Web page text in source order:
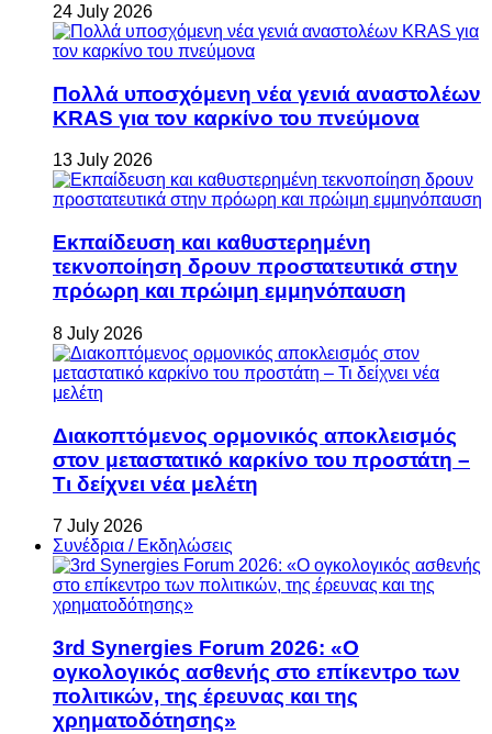
24 July 2026
Πολλά υποσχόμενη νέα γενιά αναστολέων
KRAS για τον καρκίνο του πνεύμονα
13 July 2026
Εκπαίδευση και καθυστερημένη
τεκνοποίηση δρουν προστατευτικά στην
πρόωρη και πρώιμη εμμηνόπαυση
8 July 2026
Διακοπτόμενος ορμονικός αποκλεισμός
στον μεταστατικό καρκίνο του προστάτη –
Τι δείχνει νέα μελέτη
7 July 2026
Συνέδρια / Εκδηλώσεις
3rd Synergies Forum 2026: «Ο
ογκολογικός ασθενής στο επίκεντρο των
πολιτικών, της έρευνας και της
χρηματοδότησης»